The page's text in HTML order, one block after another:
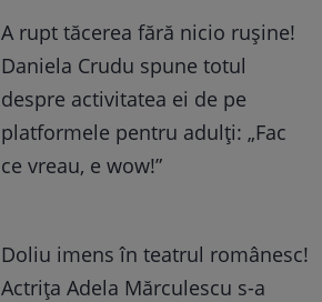
A rupt tăcerea fără nicio rușine!
Daniela Crudu spune totul
despre activitatea ei de pe
platformele pentru adulți: „Fac
ce vreau, e wow!”
Doliu imens în teatrul românesc!
Actrița Adela Mărculescu s-a